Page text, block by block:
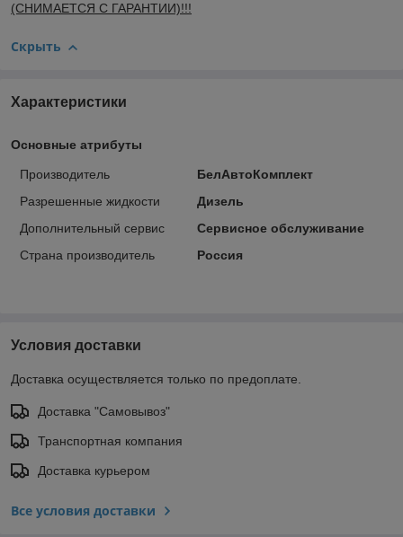
(СНИМАЕТСЯ С ГАРАНТИИ)!!!
Скрыть
Характеристики
Основные атрибуты
Производитель
БелАвтоКомплект
Разрешенные жидкости
Дизель
Дополнительный сервис
Сервисное обслуживание
Страна производитель
Россия
Условия доставки
Доставка осуществляется только по предоплате.
Доставка "Самовывоз"
Транспортная компания
Доставка курьером
Все условия доставки